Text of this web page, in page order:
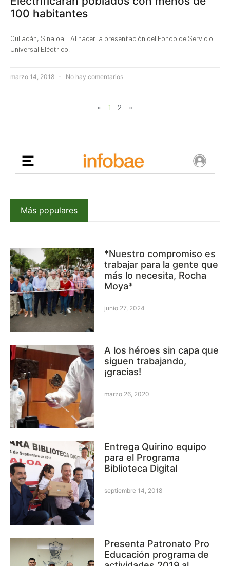
100 habitantes
Culiacán, Sinaloa. Al hacer la presentación del Fondo de Servicio
Universal Eléctrico,
marzo 14, 2018 No hay comentarios
« 1 2 »
Más populares
*Nuestro compromiso es
trabajar para la gente que
más lo necesita, Rocha
Moya*
junio 27, 2024
A los héroes sin capa que
siguen trabajando,
¡gracias!
marzo 26, 2020
Entrega Quirino equipo
para el Programa
Biblioteca Digital
septiembre 14, 2018
Presenta Patronato Pro
Educación programa de